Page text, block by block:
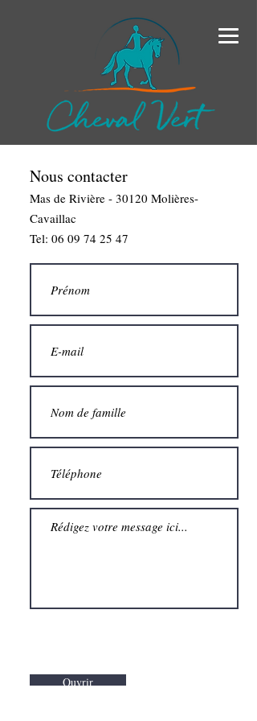
Nous contacter
Mas de Rivière - 30120 Molières-
Cavaillac
Tel: 06 09 74 25 47
Ouvrir